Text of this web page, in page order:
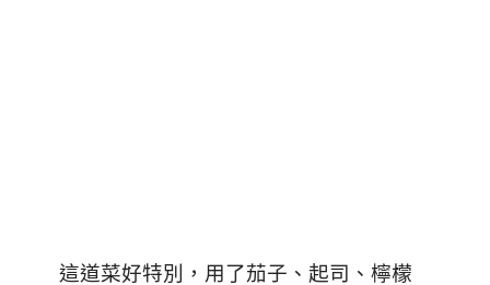
這道菜好特別，用了茄子、起司、檸檬